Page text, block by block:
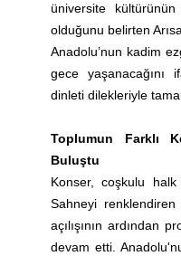
üniversite
olduğunu belirten
Anadolu’nun kadim
gece yaşanacağını
dinleti dilekleriyle
Toplumun Farklı
Buluştu
Konser, coşkulu halk
Sahneyi
açılışının ardından
devam etti.